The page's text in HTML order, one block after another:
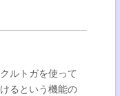
ルトガを使って
るという機能の